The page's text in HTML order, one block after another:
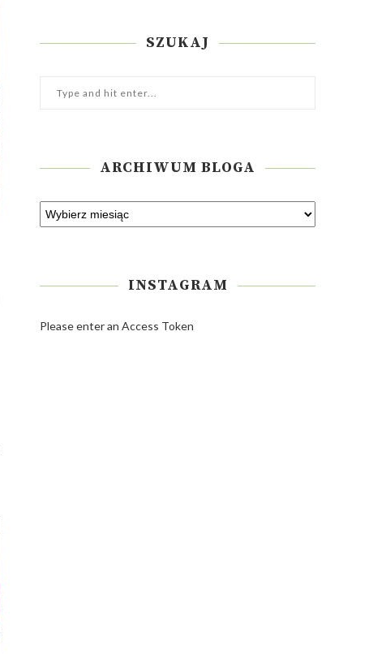
SZUKAJ
ARCHIWUM BLOGA
INSTAGRAM
Please enter an Access Token